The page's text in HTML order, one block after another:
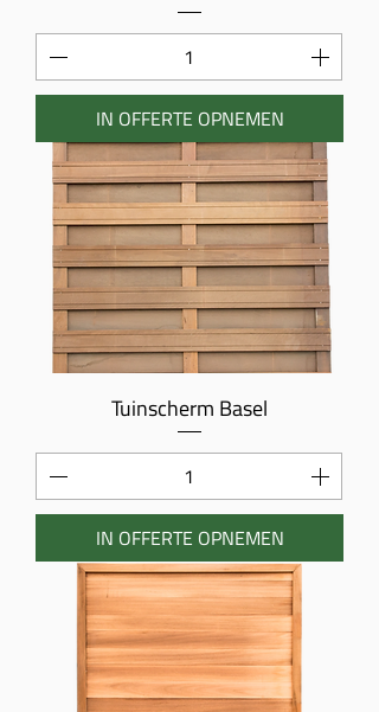
IN OFFERTE OPNEMEN
Tuinscherm Basel
IN OFFERTE OPNEMEN